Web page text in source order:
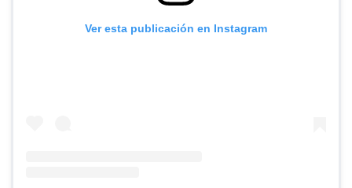
Ver esta publicación en Instagram